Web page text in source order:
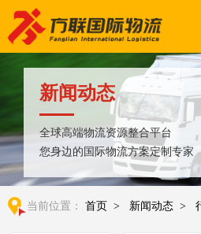
新闻动态
全球高端物流资源整合平台
您身边的国际物流方案定制专家
当前位置： 首页 > 新闻动态 >